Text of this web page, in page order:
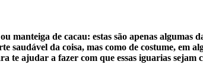
manteiga de cacau: estas são apenas algumas
saudável da coisa, mas como de costume, em
te ajudar a fazer com que essas iguarias